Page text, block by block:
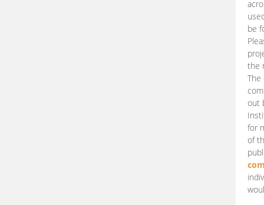
be
the
The
out
for
of